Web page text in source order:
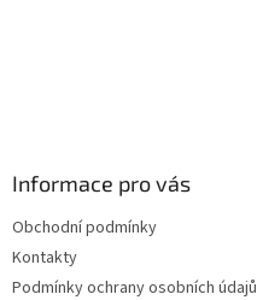
Informace pro vás
Obchodní podmínky
Kontakty
Podmínky ochrany osobních údajů